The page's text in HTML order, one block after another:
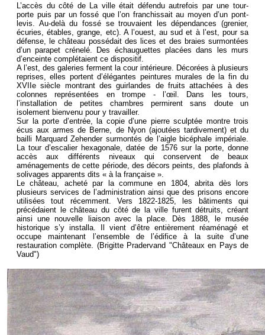
L’accès du côté de La ville était défendu autrefois par une tour-
porte puis par un fossé que l’on franchissait au moyen d’un pont-
levis. Au-delà du fossé se trouvaient les dépendances (grenier,
écuries, étables, grange, etc). A l’ouest, au sud et à l’est, pour sa
défense, le château possédait des lices et des braies surmontées
d’un parapet crénelé. Des échauguettes placées dans les murs
d’enceinte complétaient ce dispositif.
A l’est, des galeries ferment la cour intérieure. Décorées à plusieurs
reprises, elles portent d’élégantes peintures murales de la fin du
XVIIe siècle montrant des guirlandes de fruits attachées à des
colonnes représentées en trompe - l’œil. Dans les tours,
l’installation de petites chambres permirent sans doute un
isolement bienvenu pour y travailler.
Sur la porte d’entrée, la copie d’une pierre sculptée montre trois
écus aux armes de Berne, de Nyon (ajoutées tardivement) et du
bailli Marquard Zehender surmontés de l’aigle bicéphale impériale.
La tour d’escalier hexagonale, datée de 1576 sur la porte, donne
accès aux différents niveaux qui conservent de beaux
aménagements de cette période, des décors peints, des plafonds à
solivages apparents dits « à la française ».
Le château, acheté par la commune en 1804, abrita dès lors
plusieurs services de l’administration ainsi que des prisons encore
utilisées tout récemment. Vers 1822-1825, les bâtiments qui
précédaient le château du côté de la ville furent détruits, créant
ainsi une nouvelle liaison avec la place. Dès 1888, le musée
historique s’y installa. Il vient d’être entièrement réaménagé et
occupe maintenant l’ensemble de l’édifice à la suite d’une
restauration complète. (Brigitte Pradervand "Châteaux en Pays de
Vaud")